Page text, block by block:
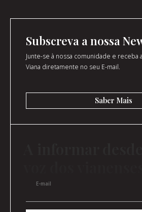
Subscreva a nossa
Junte-se à nossa comunidade e receba
Viana diretamente no seu E-mail.
Saber Mais
E-mail